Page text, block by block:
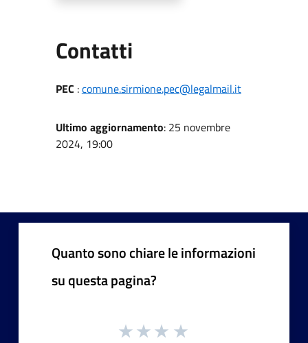
ContattiUtili
PEC :comune.sirmione.pec@legalmail.it
Ultimo aggiornamento: 25 novembre
2024, 19:00
Quanto sono chiare le informazioni
su questa pagina?